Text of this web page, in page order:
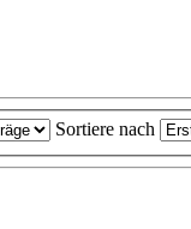
Sortiere nach